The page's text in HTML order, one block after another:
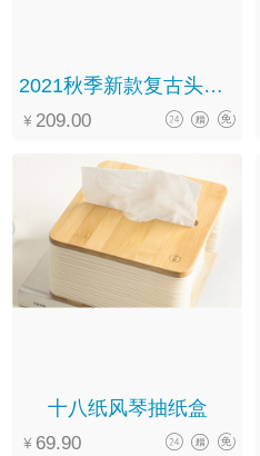
2021秋季新款复古头层牛皮软底系带圆头休闲文艺马丁靴女
209.00
十八纸风琴抽纸盒
69.90